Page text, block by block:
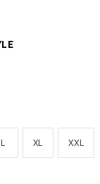
L XL XXL